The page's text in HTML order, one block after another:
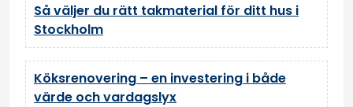
Så väljer du rätt takmaterial för ditt hus i
Stockholm
Köksrenovering – en investering i både
värde och vardagslyx